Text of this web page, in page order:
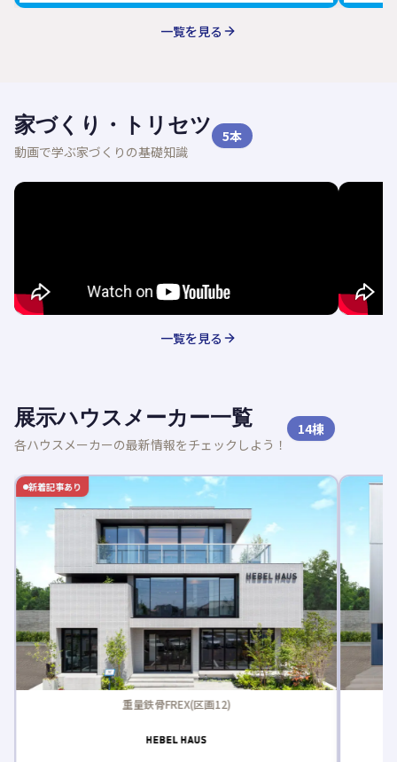
一覧を見る
家づくり・トリセツ
動画で学ぶ家づくりの基礎知識
5本
一覧を見る
展示ハウスメーカー一覧
各ハウスメーカーの最新情報をチェックしよう！
14棟
新着記事あり
重量鉄骨FREX(区画12)